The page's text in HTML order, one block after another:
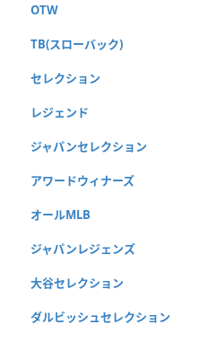
OTW
TB(スローバック)
セレクション
レジェンド
ジャパンセレクション
アワードウィナーズ
オールMLB
ジャパンレジェンズ
大谷セレクション
ダルビッシュセレクション